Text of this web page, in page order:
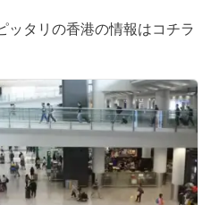
ッタリの香港の情報はコチラ